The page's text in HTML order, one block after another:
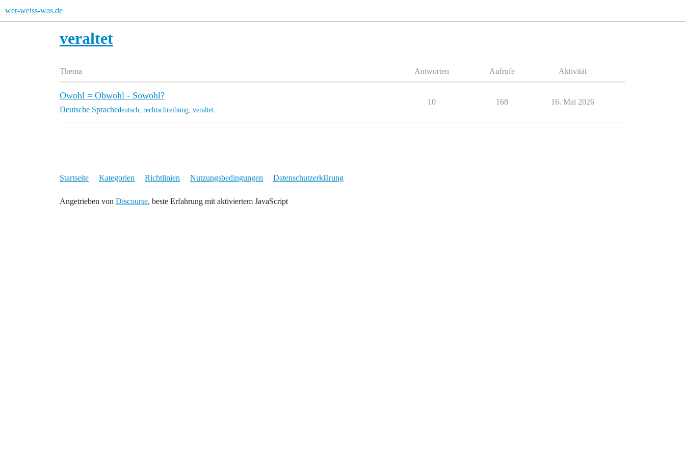
wer-weiss-was.de
veraltet
Thema Antworten Aufrufe Aktivität
Owohl = Obwohl - Sowohl?
Deutsche Sprachedeutsch rechtschreibung veraltet
10 168 16. Mai 2026
Startseite Kategorien Richtlinien Nutzungsbedingungen Datenschutzerklärung
Angetrieben von Discourse, beste Erfahrung mit aktiviertem JavaScript